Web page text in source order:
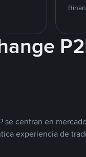
se centran en
experiencia de